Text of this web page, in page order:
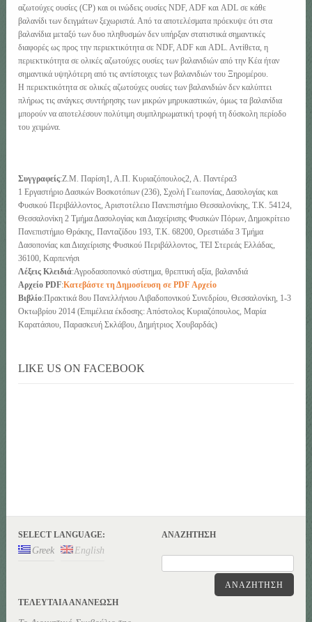
αζωτούχες ουσίες (CP) και οι ινώδεις ουσίες NDF, ADF και ADL σε κάθε
βαλανίδι των δειγμάτων ξεχωριστά. Από τα αποτελέσματα πρόεκυψε ότι στα
βαλανίδια μεταξύ των δυο πληθυσμών δεν υπήρξαν στατιστικά σημαντικές
διαφορές ως προς την περιεκτικότητα σε NDF, ADF και ADL. Aντίθετα, η
περιεκτικότητα σε ολικές αζωτούχες ουσίες των βαλανιδιών από την Κέα ήταν
σημαντικά υψηλότερη από τις αντίστοιχες των βαλανιδιών του Ξηρομέρου.
Η περιεκτικότητα σε ολικές αζωτούχες ουσίες των βαλανιδιών δεν καλύπτει
πλήρως τις ανάγκες συντήρησης των μικρών μηρυκαστικών, όμως τα βαλανίδια
μπορούν να αποτελέσουν πολύτιμη συμπληρωματική τροφή τη δύσκολη περίοδο
του χειμώνα.
Συγγραφείς:Ζ.Μ. Παρίση1, Α.Π. Κυριαζόπουλος2, Α. Παντέρα3
1 Εργαστήριο Δασικών Βοσκοτόπων (236), Σχολή Γεωπονίας, Δασολογίας και
Φυσικού Περιβάλλοντος, Αριστοτέλειο Πανεπιστήμιο Θεσσαλονίκης, Τ.Κ. 54124,
Θεσσαλονίκη 2 Τμήμα Δασολογίας και Διαχείρισης Φυσικών Πόρων, Δημοκρίτειο
Πανεπιστήμιο Θράκης, Πανταζίδου 193, Τ.Κ. 68200, Ορεστιάδα 3 Τμήμα
Δασοπονίας και Διαχείρισης Φυσικού Περιβάλλοντος, ΤΕΙ Στερεάς Ελλάδας,
36100, Καρπενήσι
Λέξεις Κλειδιά:Αγροδασοπονικό σύστημα, θρεπτική αξία, βαλανιδιά
Αρχείο PDF:Κατεβάστε τη Δημοσίευση σε PDF Αρχείο
Βιβλίο:Πρακτικά 8ου Πανελλήνιου Λιβαδοπονικού Συνεδρίου, Θεσσαλονίκη, 1-3
Οκτωβρίου 2014 (Επιμέλεια έκδοσης: Απόστολος Κυριαζόπουλος, Μαρία
Καρατάσιου, Παρασκευή Σκλάβου, Δημήτριος Χουβαρδάς)
LIKE US ON FACEBOOK
SELECT LANGUAGE:
Greek English
ΑΝΑΖΉΤΗΣΗ
ΑΝΑΖΉΤΗΣΗ
ΤΕΛΕΥΤΑΊΑ ΑΝΑΝΕΏΣΗ